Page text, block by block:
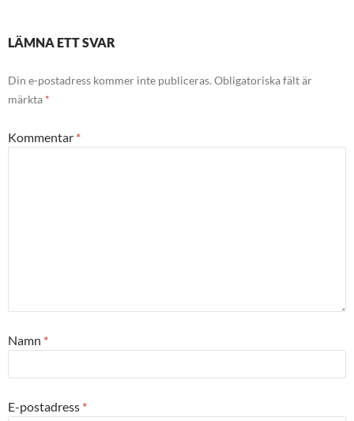
LÄMNA ETT SVAR
Din e-postadress kommer inte publiceras. Obligatoriska fält är
märkta *
Kommentar *
Namn *
E-postadress *